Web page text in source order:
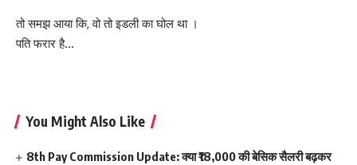
तो समझ आया कि, वो तो इडली का घोल था ।
पति फरार है…
You Might Also Like
8th Pay Commission Update: क्या ₹18,000 की बेसिक सैलरी बढ़कर